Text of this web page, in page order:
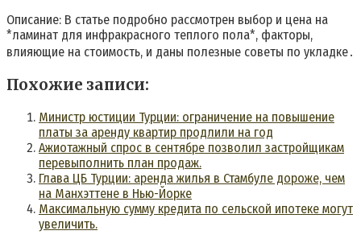
Описание: В статье подробно рассмотрен выбор и цена на
*ламинат для инфракрасного теплого пола*, факторы,
влияющие на стоимость, и даны полезные советы по укладке․
Похожие записи:
Министр юстиции Турции: ограничение на повышение
платы за аренду квартир продлили на год
Ажиотажный спрос в сентябре позволил застройщикам
перевыполнить план продаж.
Глава ЦБ Турции: аренда жилья в Стамбуле дороже, чем
на Манхэттене в Нью-Йорке
Максимальную сумму кредита по сельской ипотеке могут
увеличить.